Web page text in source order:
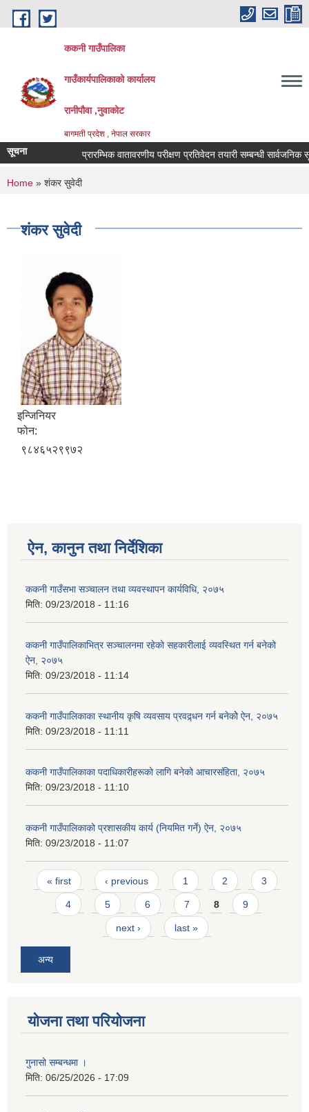
Skip to main content
ककनी गाउँपालिका
गाउँकार्यपालिकाको कार्यालय
रानीपौवा ,नुवाकोट
बागमती प्रदेश , नेपाल सरकार
सूचना प्रारम्भिक वातावरणीय परीक्षण प्रतिवेदन तयारी सम्बन्धी सार्वजनिक सूचना
You are here
Home » शंकर सुवेदी
शंकर सुवेदी
इन्जिनियर
फोन:
९८४६५२९९७२
ऐन, कानुन तथा निर्देशिका
ककनी गाउँसभा सञ्चालन तथा व्यवस्थापन कार्यविधि, २०७५
मिति: 09/23/2018 - 11:16
ककनी गाउँपालिकाभित्र सञ्चालनमा रहेको सहकारीलाई व्यवस्थित गर्न बनेको
ऐन, २०७५
मिति: 09/23/2018 - 11:14
ककनी गाउँपालिकाका स्थानीय कृषि व्यवसाय प्रवद्र्धन गर्न बनेकोे ऐन, २०७५
मिति: 09/23/2018 - 11:11
ककनी गाउँपालिकाका पदाधिकारीहरूको लागि बनेको आचारसंहिता, २०७५
मिति: 09/23/2018 - 11:10
ककनी गाउँपालिकाको प्रशासकीय कार्य (नियमित गर्ने) ऐन, २०७५
मिति: 09/23/2018 - 11:07
Pages
« first ‹ previous 1 2 3
4 5 6 7 8 9
next › last »
अन्य
योजना तथा परियोजना
गुनासो सम्बन्धमा ।
मिति: 06/25/2026 - 17:09